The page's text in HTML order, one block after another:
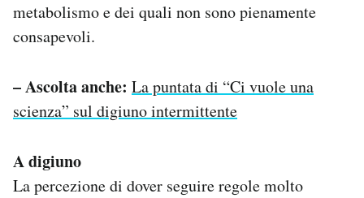
metabolismo e dei quali non sono pienamente
consapevoli.
– Ascolta anche: La puntata di “Ci vuole una
scienza” sul digiuno intermittente
A digiuno
La percezione di dover seguire regole molto